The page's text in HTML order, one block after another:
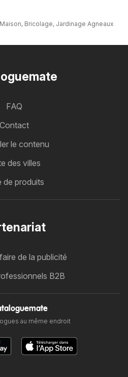
Maison, Bricolage, Jardinage Agneaux
FAQ
Contact
le contenu
des villes
de produits
de la publicité
B2B
au même endroit